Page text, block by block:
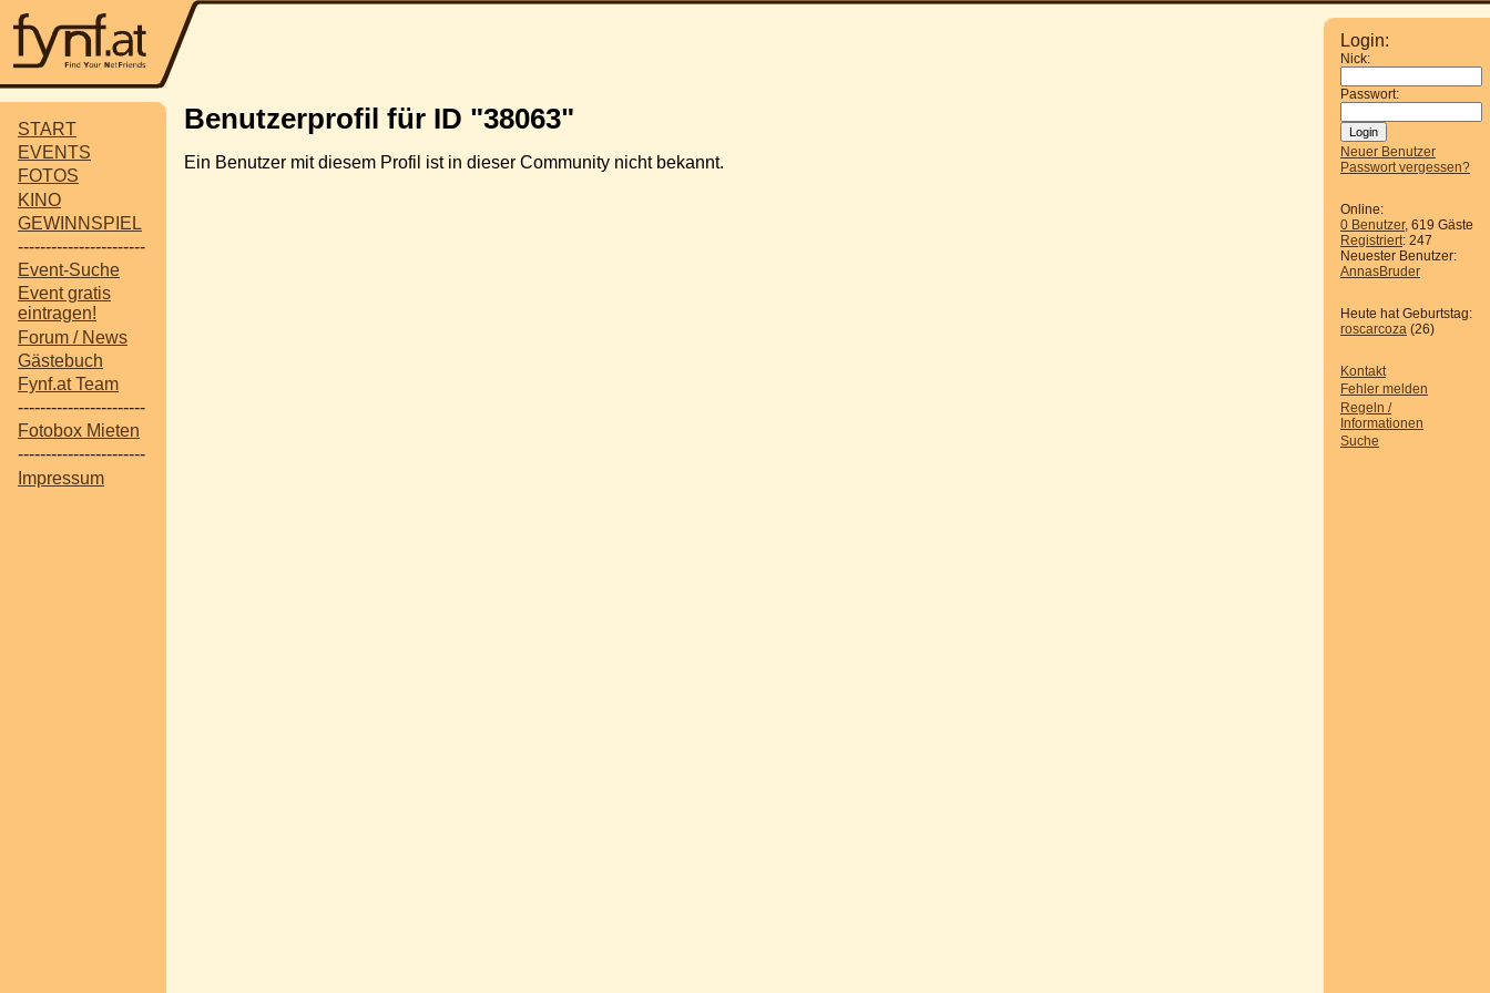
START
EVENTS
FOTOS
KINO
GEWINNSPIEL
-----------------------
Event-Suche
Event gratis
eintragen!
Forum / News
Gästebuch
Fynf.at Team
-----------------------
Fotobox Mieten
-----------------------
Impressum
Login:
Nick:
Passwort:
Neuer Benutzer
Passwort vergessen?
Online:
0 Benutzer, 619 Gäste
Registriert: 247
Neuester Benutzer:
AnnasBruder
Heute hat Geburtstag:
roscarcoza (26)
Kontakt
Fehler melden
Regeln /
Informationen
Suche
Benutzerprofil für ID "38063"
Ein Benutzer mit diesem Profil ist in dieser Community nicht bekannt.